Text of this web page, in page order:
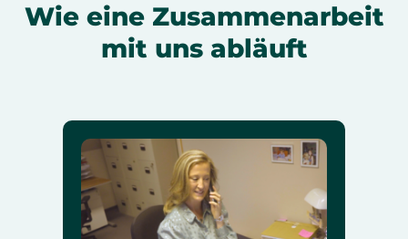
Wie eine Zusammenarbeit
mit uns abläuft